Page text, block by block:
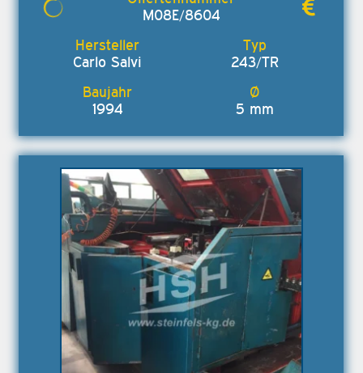
M08E/8604
Carlo Salvi 243/TR
1994 5 mm